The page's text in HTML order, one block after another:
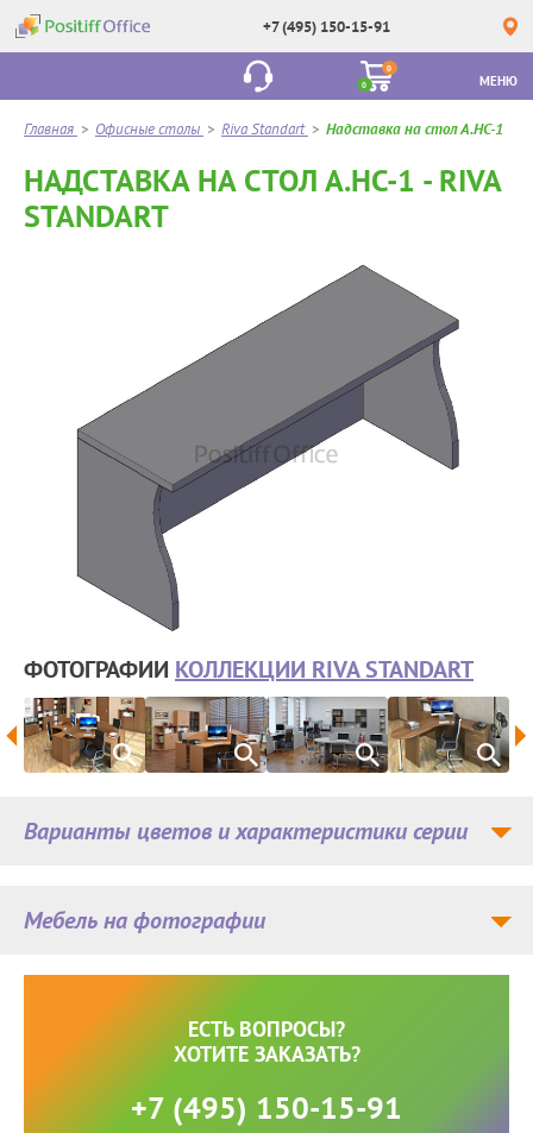
+7 (495) 150-15-91
0
0
МЕНЮ
Главная > Офисные столы > Riva Standart > Надставка на стол А.НС-1
НАДСТАВКА НА СТОЛ А.НС-1 - RIVA
STANDART
ФОТОГРАФИИ КОЛЛЕКЦИИ RIVA STANDART
Мебель на фотографии
Варианты цветов и характеристики серии
ЕСТЬ ВОПРОСЫ?
ХОТИТЕ ЗАКАЗАТЬ?
+7 (495) 150-15-91